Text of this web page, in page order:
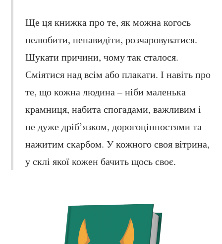
Ще ця книжка про те, як можна когось
нелюбити, ненавидіти, розчаровуватися.
Шукати причини, чому так сталося.
Сміятися над всім або плакати. І навіть про
те, що кожна людина – ніби маленька
крамниця, набита спогадами, важливим і
не дуже дріб’язком, дорогоцінностями та
нажитим скарбом. У кожного своя вітрина,
у склі якої кожен бачить щось своє.